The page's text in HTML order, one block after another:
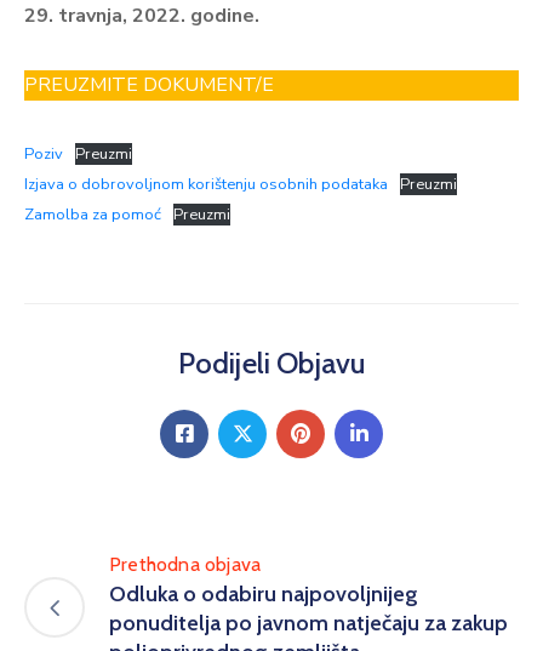
29. travnja, 2022. godine.
PREUZMITE DOKUMENT/E
Poziv
Preuzmi
Izjava o dobrovoljnom korištenju osobnih podataka
Preuzmi
Zamolba za pomoć
Preuzmi
Podijeli Objavu
Prethodna objava
Odluka o odabiru najpovoljnijeg
ponuditelja po javnom natječaju za zakup